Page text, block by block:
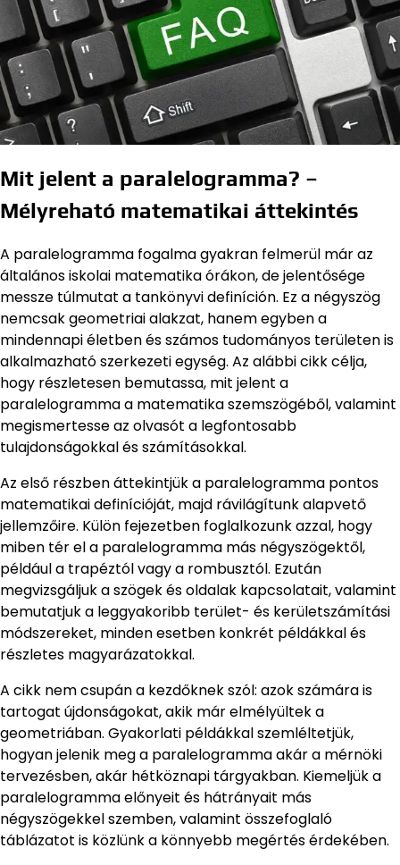
Mit jelent a paralelogramma? –
Mélyreható matematikai áttekintés
A paralelogramma fogalma gyakran felmerül már az
általános iskolai matematika órákon, de jelentősége
messze túlmutat a tankönyvi definíción. Ez a négyszög
nemcsak geometriai alakzat, hanem egyben a
mindennapi életben és számos tudományos területen is
alkalmazható szerkezeti egység. Az alábbi cikk célja,
hogy részletesen bemutassa, mit jelent a
paralelogramma a matematika szemszögéből, valamint
megismertesse az olvasót a legfontosabb
tulajdonságokkal és számításokkal.
Az első részben áttekintjük a paralelogramma pontos
matematikai definícióját, majd rávilágítunk alapvető
jellemzőire. Külön fejezetben foglalkozunk azzal, hogy
miben tér el a paralelogramma más négyszögektől,
például a trapéztól vagy a rombusztól. Ezután
megvizsgáljuk a szögek és oldalak kapcsolatait, valamint
bemutatjuk a leggyakoribb terület- és kerületszámítási
módszereket, minden esetben konkrét példákkal és
részletes magyarázatokkal.
A cikk nem csupán a kezdőknek szól: azok számára is
tartogat újdonságokat, akik már elmélyültek a
geometriában. Gyakorlati példákkal szemléltetjük,
hogyan jelenik meg a paralelogramma akár a mérnöki
tervezésben, akár hétköznapi tárgyakban. Kiemeljük a
paralelogramma előnyeit és hátrányait más
négyszögekkel szemben, valamint összefoglaló
táblázatot is közlünk a könnyebb megértés érdekében.